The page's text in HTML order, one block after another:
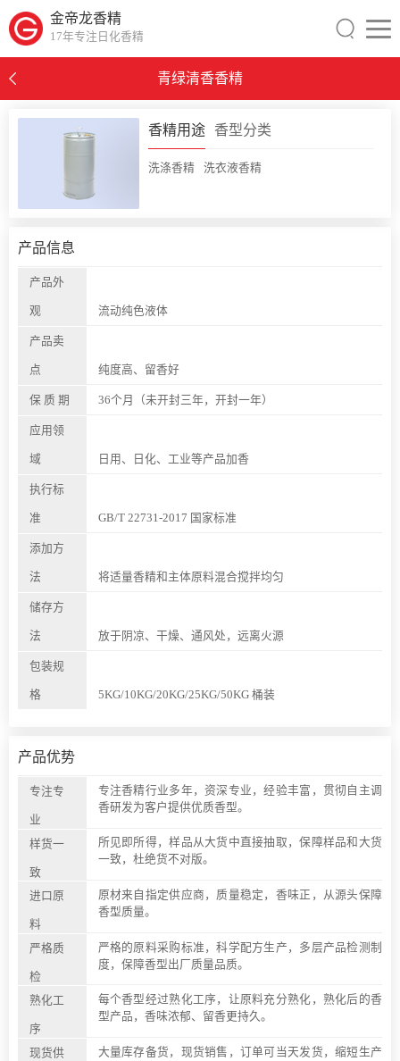
金帝龙香精
17年专注日化香精
青绿清香香精
香精用途 香型分类
洗涤香精 洗衣液香精
产品信息
产品外
观 流动纯色液体
产品卖
点 纯度高、留香好
保 质 期 36个月（未开封三年，开封一年）
应用领
域 日用、日化、工业等产品加香
执行标
准 GB/T 22731-2017 国家标准
添加方
法 将适量香精和主体原料混合搅拌均匀
储存方
法 放于阴凉、干燥、通风处，远离火源
包装规
格 5KG/10KG/20KG/25KG/50KG 桶装
产品优势
专注专
业
专注香精行业多年，资深专业，经验丰富，贯彻自主调
香研发为客户提供优质香型。
样货一
致
所见即所得，样品从大货中直接抽取，保障样品和大货
一致，杜绝货不对版。
进口原
料
原材来自指定供应商，质量稳定，香味正，从源头保障
香型质量。
严格质
检
严格的原料采购标准，科学配方生产，多层产品检测制
度，保障香型出厂质量品质。
熟化工
序
每个香型经过熟化工序，让原料充分熟化，熟化后的香
型产品，香味浓郁、留香更持久。
现货供
大量库存备货，现货销售，订单可当天发货，缩短生产